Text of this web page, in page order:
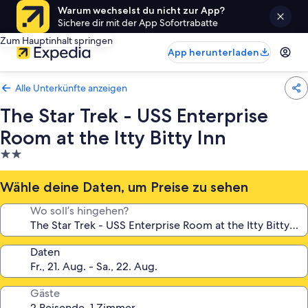
Warum wechselst du nicht zur App?
Sichere dir mit der App Sofortrabatte
Zum Hauptinhalt springen
App herunterladen
Alle Unterkünfte anzeigen
The Star Trek - USS Enterprise
Room at the Itty Bitty Inn
2.0-
Sterne-
Unterkunft
Wähle deine Daten, um Preise zu sehen
Wo soll’s hingehen?
Daten
Gäste